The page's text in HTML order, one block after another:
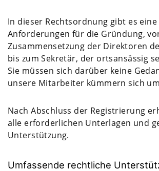
In dieser Rechtsordnung gibt es eine
Anforderungen für die Gründung,
Zusammensetzung der Direktoren
bis zum Sekretär, der ortsansässig
Sie müssen sich darüber keine
unsere Mitarbeiter kümmern sich
Nach Abschluss der Registrierung
alle erforderlichen Unterlagen und
Unterstützung.
Umfassende rechtliche